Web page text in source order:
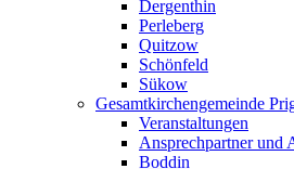
Dergenthin
Perleberg
Quitzow
Schönfeld
Sükow
Gesamtkirchengemeinde
Veranstaltungen
Ansprechpartner und
Boddin